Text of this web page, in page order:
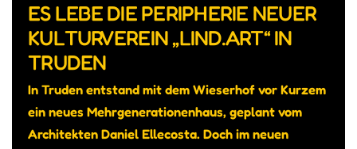
ES LEBE DIE PERIPHERIE NEUER
KULTURVEREIN „LIND.ART“ IN
TRUDEN
In Truden entstand mit dem Wieserhof vor Kurzem
ein neues Mehrgenerationenhaus, geplant vom
Architekten Daniel Ellecosta. Doch im neuen